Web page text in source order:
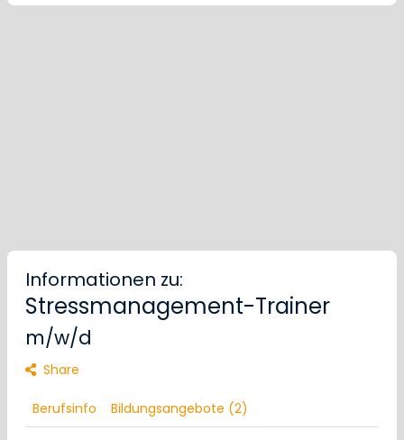
Informationen zu:
Stressmanagement-Trainer
m/w/d
Share
Berufsinfo Bildungsangebote (2)